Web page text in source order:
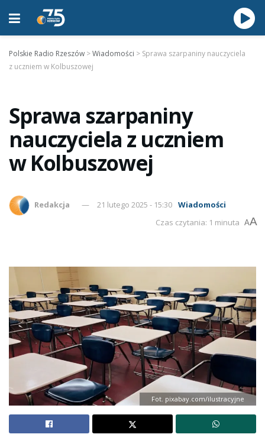
Polskie Radio Rzeszów >Wiadomości > Sprawa szarpaniny nauczyciela
z uczniem w Kolbuszowej
Sprawa szarpaniny
nauczyciela z uczniem
w Kolbuszowej
Redakcja 21 lutego 2025 - 15:30 Wiadomości
Czas czytania: 1 minuta AA
Fot. pixabay.com/ilustracyjne